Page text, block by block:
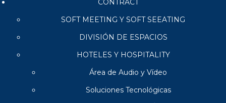
CONTRACT
SOFT MEETING Y SOFT SEEATING
DIVISIÓN DE ESPACIOS
HOTELES Y HOSPITALITY
Área de Audio y Vídeo
Soluciones Tecnológicas